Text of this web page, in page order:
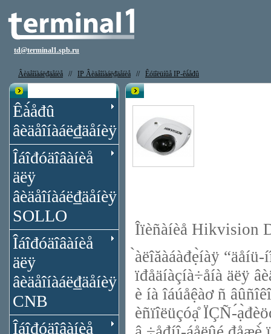
td@terminal1.spb.ru
Âèäåîíàáë₫äåíèå // IP Âèäåîíàáë₫äåíèå // Êóïîëüíûå IP-êà́åđû
Êà́åđû
âèäåîíàáë₫äåíèÿ
Îáîđóäîâàíèå
äëÿ
âèäåîíàáë₫äåíèÿ
SOLLO
Îáîđóäîâàíèå
äëÿ
âèäåîíàáë₫äåíèÿ
CNB
Îáîđóäîâàíèå
Îïèñàíèå Hikvision
̀àëîăàáàđẹ̀íàÿ
ïđåäíàçíà÷åíà äëÿ
è íà îáúåệàơ ñ
èñïîëüçóạ̊ ÏÇÑ-́